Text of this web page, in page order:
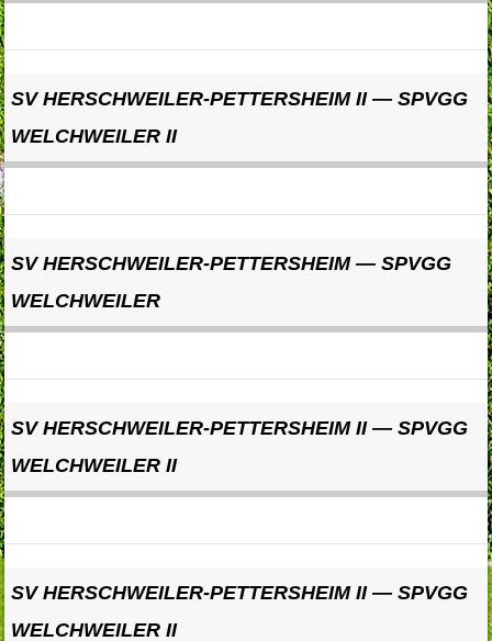
SV HERSCHWEILER-PETTERSHEIM II — SPVGG
WELCHWEILER II
SV HERSCHWEILER-PETTERSHEIM — SPVGG
WELCHWEILER
SV HERSCHWEILER-PETTERSHEIM II — SPVGG
WELCHWEILER II
SV HERSCHWEILER-PETTERSHEIM II — SPVGG
WELCHWEILER II